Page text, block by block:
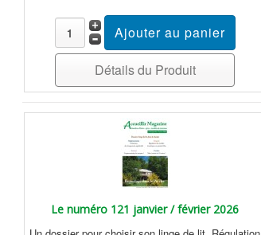
Détails du Produit
Le numéro 121 janvier / février 2026